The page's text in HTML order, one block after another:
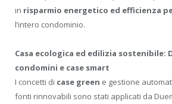
in risparmio energetico ed efficienza
l’intero condominio.
Casa ecologica ed edilizia sostenibile:
condomini e case smart
I concetti di case green e gestione
fonti rinnovabili sono stati applicati da